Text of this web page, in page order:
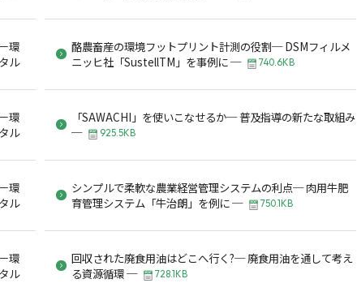
環
ル
酪農畜産の環境フットプリント計測の役割─ DSMフィルメ
ニッヒ社「SustellTM」を事例に ─
740.6KB
環
ル
「SAWACHI」を使いこなせるか─ 普及指導の新たな取組み
─
925.5KB
環
ル
シンプルで柔軟な農業経営管理システムの利点─ 肉用牛肥
育管理システム「牛治朗」を例に ─
750.1KB
環
ル
回収された廃食用油はどこへ行く?─ 廃食用油を通して考え
る資源循環 ─
728.1KB